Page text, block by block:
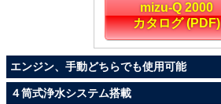
mizu-Q 2000
カタログ (PDF)
エンジン、手動どちらでも使用可能
４筒式浄水システム搭載